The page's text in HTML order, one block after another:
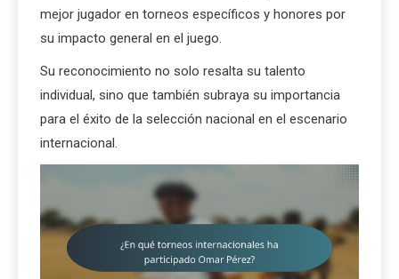
mejor jugador en torneos específicos y honores por
su impacto general en el juego.
Su reconocimiento no solo resalta su talento
individual, sino que también subraya su importancia
para el éxito de la selección nacional en el escenario
internacional.